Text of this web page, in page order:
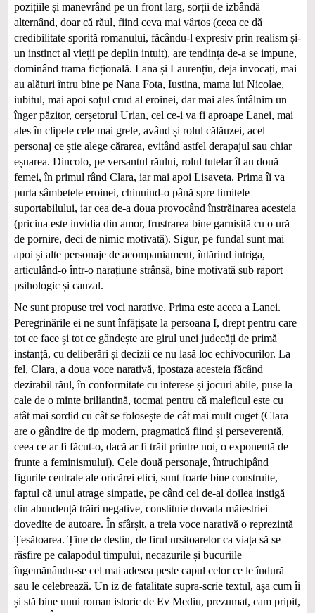
pozițiile și manevrând pe un front larg, sorții de izbândă
alternând, doar că răul, fiind ceva mai vârtos (ceea ce dă
credibilitate sporită romanului, făcându-l expresiv prin realism și-
un instinct al vieții pe deplin intuit), are tendința de-a se impune,
dominând trama ficțională. Lana și Laurențiu, deja invocați, mai
au alături întru bine pe Nana Fota, Iustina, mama lui Nicolae,
iubitul, mai apoi soțul crud al eroinei, dar mai ales întâlnim un
înger păzitor, cerșetorul Urian, cel ce-i va fi aproape Lanei, mai
ales în clipele cele mai grele, având și rolul călăuzei, acel
personaj ce știe alege cărarea, evitând astfel derapajul sau chiar
eșuarea. Dincolo, pe versantul răului, rolul tutelar îl au două
femei, în primul rând Clara, iar mai apoi Lisaveta. Prima îi va
purta sâmbetele eroinei, chinuind-o până spre limitele
suportabilului, iar cea de-a doua provocând înstrăinarea acesteia
(pricina este invidia din amor, frustrarea bine garnisită cu o ură
de pornire, deci de nimic motivată). Sigur, pe fundal sunt mai
apoi și alte personaje de acompaniament, întărind intriga,
articulând-o într-o narațiune strânsă, bine motivată sub raport
psihologic și cauzal.
Ne sunt propuse trei voci narative. Prima este aceea a Lanei.
Peregrinările ei ne sunt înfățișate la persoana I, drept pentru care
tot ce face și tot ce gândește are girul unei judecăți de primă
instanță, cu deliberări și decizii ce nu lasă loc echivocurilor. La
fel, Clara, a doua voce narativă, ipostaza acesteia făcând
dezirabil răul, în conformitate cu interese și jocuri abile, puse la
cale de o minte briliantină, tocmai pentru că maleficul este cu
atât mai sordid cu cât se folosește de cât mai mult cuget (Clara
are o gândire de tip modern, pragmatică fiind și perseverentă,
ceea ce ar fi făcut-o, dacă ar fi trăit printre noi, o exponentă de
frunte a feminismului). Cele două personaje, întruchipând
figurile centrale ale oricărei etici, sunt foarte bine construite,
faptul că unul atrage simpatie, pe când cel de-al doilea instigă
din abundență trăiri negative, constituie dovada măiestriei
dovedite de autoare. În sfârșit, a treia voce narativă o reprezintă
Țesătoarea. Ține de destin, de firul ursitoarelor ca viața să se
răsfire pe calapodul timpului, necazurile și bucuriile
îngemănându-se cel mai adesea peste capul celor ce le îndură
sau le celebrează. Un iz de fatalitate supra-scrie textul, așa cum îi
și stă bine unui roman istoric de Ev Mediu, prezumat, cam pripit,